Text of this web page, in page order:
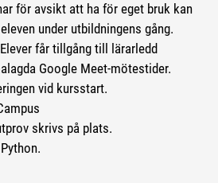
för avsikt att ha för eget bruk kan
under utbildningens gång.
får tillgång till lärarledd
Google Meet-mötestider.
vid kursstart.
skrivs på plats.